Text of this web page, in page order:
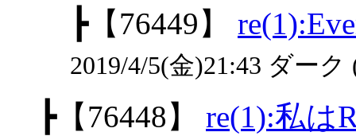
┣【76449】
2019/4/5(金)21:43 ダーク
┣【76448】 re(1):私は